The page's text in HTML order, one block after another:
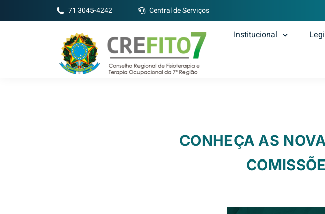
71 3045-4242 Central de Serviços
Institucional
CONHEÇA AS